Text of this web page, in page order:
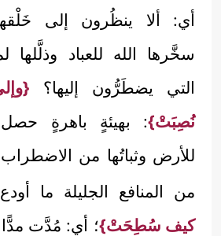
أي: ألا ينظُرون إلى
سخَّرها الله للعباد وذلَّلها
التي يضطَرُّون إليها؟
نُصِبَتْ}: بهيئةٍ باهرةٍ حصل
للأرض وثباتُها من
من المنافع الجليلة ما
كيف سُطِحَتْ}؛ أي: مُدَّت